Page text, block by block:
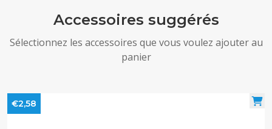
Accessoires suggérés
Sélectionnez les accessoires que vous voulez ajouter au
panier
€2,58